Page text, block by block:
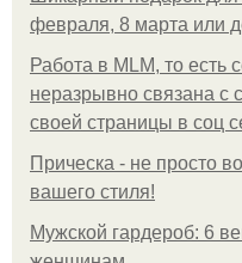
февраля, 8 марта или
Работа в MLM, то есть
неразрывно связана с
своей страницы в соц
Прическа - не просто
вашего стиля!
Мужской гардероб: 6